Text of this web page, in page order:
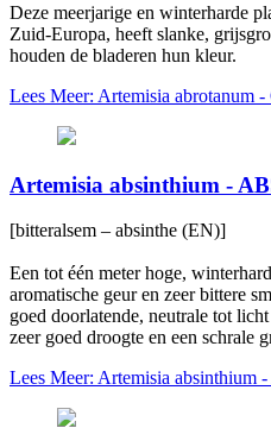
Deze meerjarige en winterharde
Zuid-Europa, heeft slanke,
houden de bladeren hun kleur.
Lees Meer: Artemisia
Artemisia absinthium -
[bitteralsem – absinthe (EN)]
Een tot één meter hoge,
aromatische geur en zeer bittere
goed doorlatende, neutrale tot
zeer goed droogte en een schrale
Lees Meer: Artemisia